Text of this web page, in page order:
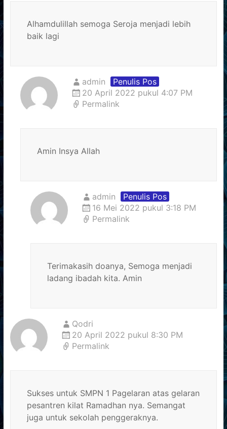
Alhamdulillah semoga Seroja menjadi lebih
baik lagi
admin
Penulis Pos
20 April 2022 pukul 4:07 PM
Permalink
Amin Insya Allah
admin
Penulis Pos
16 Mei 2022 pukul 3:18 PM
Permalink
Terimakasih doanya, Semoga menjadi
ladang ibadah kita. Amin
Qodri
20 April 2022 pukul 8:30 PM
Permalink
Sukses untuk SMPN 1 Pagelaran atas gelaran
pesantren kilat Ramadhan nya. Semangat
juga untuk sekolah penggeraknya.